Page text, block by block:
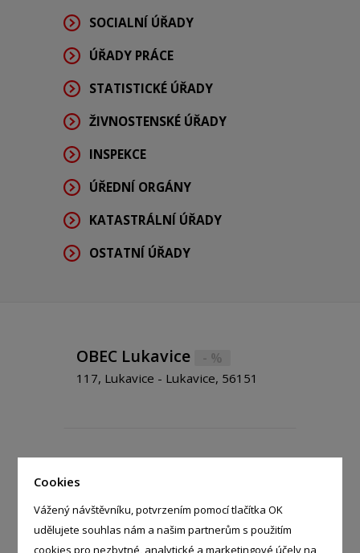
Cookies
Vážený návštěvníku, potvrzením pomocí tlačítka OK
udělujete souhlas nám a našim partnerům s použitím
cookies pro nezbytné, analytické a marketingové účely na
SOCIALNÍ ÚŘADY
ÚŘADY PRÁCE
STATISTICKÉ ÚŘADY
ŽIVNOSTENSKÉ ÚŘADY
INSPEKCE
ÚŘEDNÍ ORGÁNY
KATASTRÁLNÍ ÚŘADY
OSTATNÍ ÚŘADY
OBEC Lukavice - %
117, Lukavice - Lukavice, 56151
Městys Panenský Týnec
- %
10, Panenský Týnec - Panenský
Týne, 43905